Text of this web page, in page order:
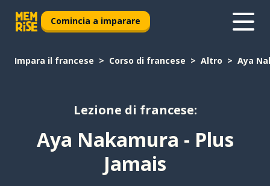
Comincia a imparare
Impara il francese Corso di francese Altro Aya
Lezione di francese:
Aya Nakamura - Plus
Jamais